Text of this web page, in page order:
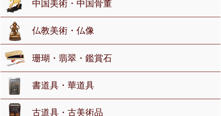
中国美術・中国骨董
仏教美術・仏像
珊瑚・翡翠・鑑賞石
書道具・華道具
古道具・古美術品